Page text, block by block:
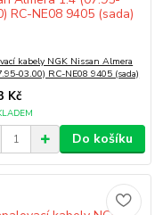
kabely NGK Nissan Almera
03.00) RC-NE08 9405 (sada)
Kč
Do košíku